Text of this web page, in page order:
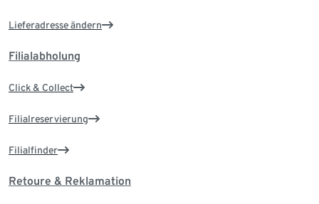
Lieferadresse ändern
Filialabholung
Click & Collect
Filialreservierung
Filialfinder
Retoure & Reklamation